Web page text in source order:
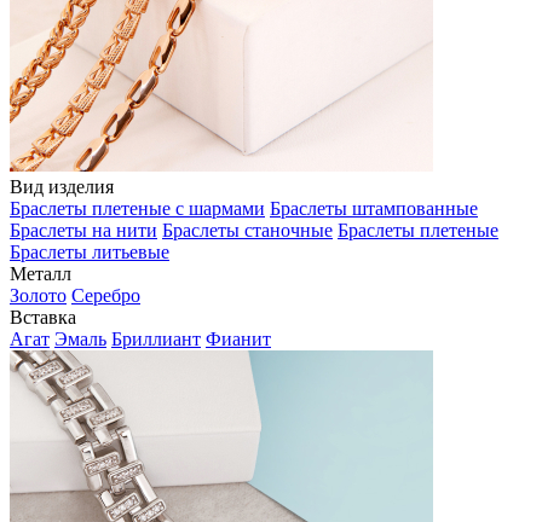
Вид изделия
Браслеты плетеные с шармами Браслеты штампованные
Браслеты на нити Браслеты станочные Браслеты плетеные
Браслеты литьевые
Металл
Золото Серебро
Вставка
Агат Эмаль Бриллиант Фианит